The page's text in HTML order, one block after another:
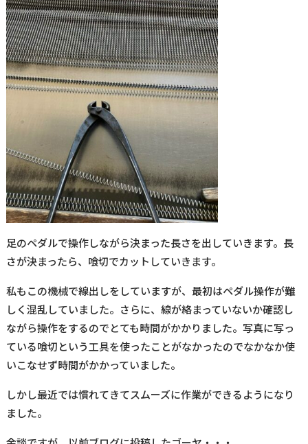
足のペダルで操作しながら決まった長さを出していきます。長
さが決まったら、喰切でカットしていきます。
私もこの機械で線出しをしていますが、最初はペダル操作が難
しく混乱していました。さらに、線が絡まっていないか確認し
ながら操作をするのでとても時間がかかりました。写真に写っ
ている喰切という工具を使ったことがなかったのでなかなか使
いこなせず時間がかかっていました。
しかし最近では慣れてきてスムーズに作業ができるようになり
ました。